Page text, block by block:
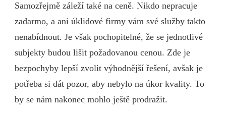
Samozřejmě záleží také na ceně. Nikdo nepracuje
zadarmo, a ani úklidové firmy vám své služby takto
nenabídnout. Je však pochopitelné, že se jednotlivé
subjekty budou lišit požadovanou cenou. Zde je
bezpochyby lepší zvolit výhodnější řešení, avšak je
potřeba si dát pozor, aby nebylo na úkor kvality. To
by se nám nakonec mohlo ještě prodražit.